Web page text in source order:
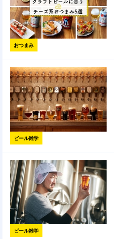
おつまみ
ビール雑学
ビール雑学